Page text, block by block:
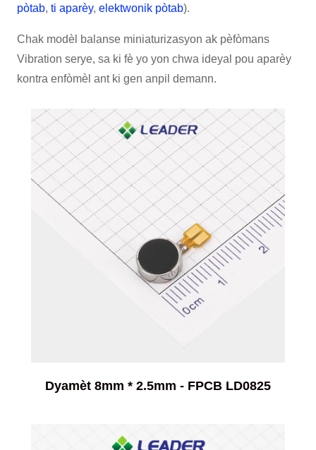
pòtab,ti aparèy,elektwonik pòtab).
Chak modèl balanse miniaturizasyon ak pèfòmans
Vibration serye, sa ki fè yo yon chwa ideyal pou aparèy
kontra enfòmèl ant ki gen anpil demann.
Dyamèt 8mm * 2.5mm - FPCB LD0825